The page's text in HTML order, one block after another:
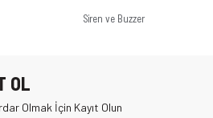
Siren ve Buzzer
OL
Olmak İçin Kayıt Olun